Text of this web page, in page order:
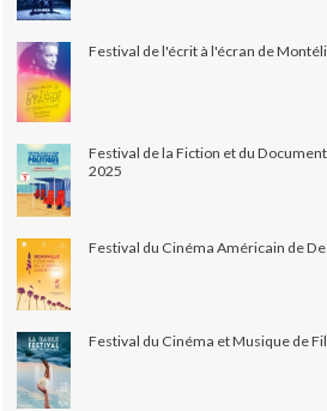
Festival de l'écrit à l'écran de
Festival de la Fiction et du
2025
Festival du Cinéma Américain de
Festival du Cinéma et Musique de